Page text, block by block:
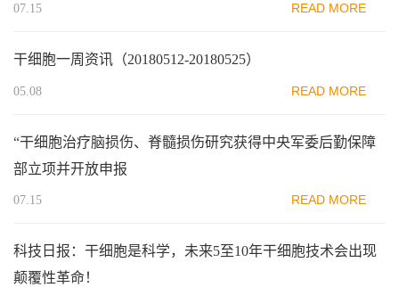
07.15 READ MORE
干细胞一周资讯（20180512-20180525）
05.08 READ MORE
“干细胞治疗脑损伤、脊髓损伤研究获得中央军委后勤保障
部立项并开放申报
07.15 READ MORE
科技日报：干细胞是科学，未来5至10年干细胞技术会出现
颠覆性革命！